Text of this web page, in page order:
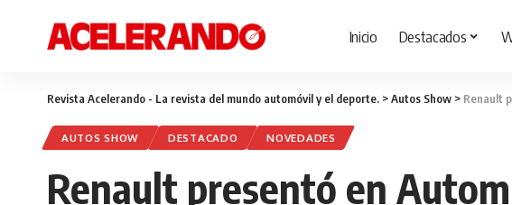
Inicio Destacados
Revista Acelerando - La revista del mundo automóvil y el deporte. >Autos Show > Renault
AUTOS SHOW DESTACADO NOVEDADES
Renault presentó en